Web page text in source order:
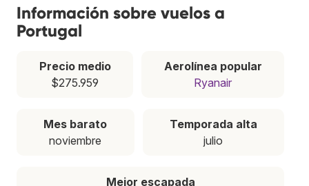
Información sobre vuelos a
Portugal
Precio medio
$275.959
Aerolínea popular
Ryanair
Mes barato
noviembre
Temporada alta
julio
Mejor escapada